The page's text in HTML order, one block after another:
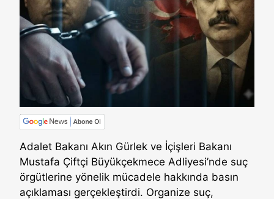
Adalet Bakanı Akın Gürlek ve İçişleri Bakanı
Mustafa Çiftçi Büyükçekmece Adliyesi’nde suç
örgütlerine yönelik mücadele hakkında basın
açıklaması gerçekleştirdi. Organize suç,